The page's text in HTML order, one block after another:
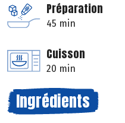
Préparation
45 min
Cuisson
20 min
Ingrédients